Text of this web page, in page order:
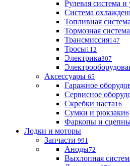
Рулевая система
Система
Топливная система
Тормозная система
Трансмиссия147
Тросы112
Электрика307
Аксессуары 65
Гаражное
Сервисное
Скребки наста16
Сумки и рюкзаки6
Фаркопы и
Лодки и моторы
Запчасти 991
Аноды72
Выхлопная